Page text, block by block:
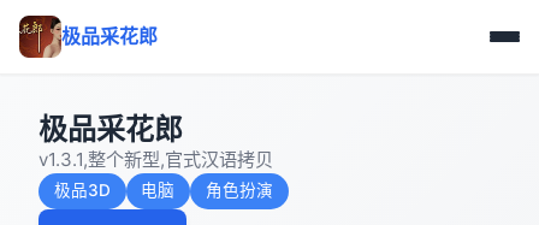
极品采花郎
极品采花郎
v1.3.1,整个新型,官式汉语拷贝
极品3D 电脑 角色扮演